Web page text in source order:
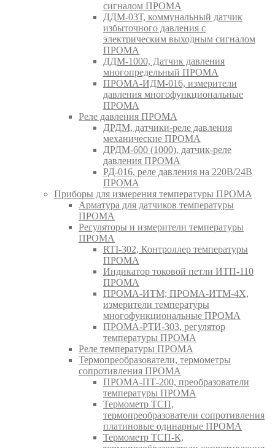
сигналом ПРОМА
ДДМ-03Т, коммунальный датчик
избыточного давления с
электрическим выходным сигналом
ПРОМА
ДДМ-1000, Датчик давления
многопредельный ПРОМА
ПРОМА-ИДМ-016, измерители
давления многофункциональные
ПРОМА
Реле давления ПРОМА
ДРДМ, датчики-реле давления
механические ПРОМА
ДРДМ-600 (1000), датчик-реле
давления ПРОМА
РД-016, реле давления на 220В/24В
ПРОМА
Приборы для измерения температуры ПРОМА
Арматура для датчиков температуры
ПРОМА
Регуляторы и измерители температуры
ПРОМА
RTI-302, Контроллер температуры
ПРОМА
Индикатор токовой петли ИТП-110
ПРОМА
ПРОМА-ИТМ; ПРОМА-ИТМ-4Х,
измерители температуры
многофункциональные ПРОМА
ПРОМА-РТИ-303, регулятор
температуры ПРОМА
Реле температуры ПРОМА
Термопреобразователи, термометры
сопротивления ПРОМА
ПРОМА-ПТ-200, преобразователи
температуры ПРОМА
Термометр ТСП,
термопреобразователи сопротивления
платиновые одинарные ПРОМА
Термометр ТСП-К,